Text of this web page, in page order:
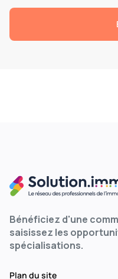
Bénéficiez d'une
saisissez les
spécialisations.
Plan du site